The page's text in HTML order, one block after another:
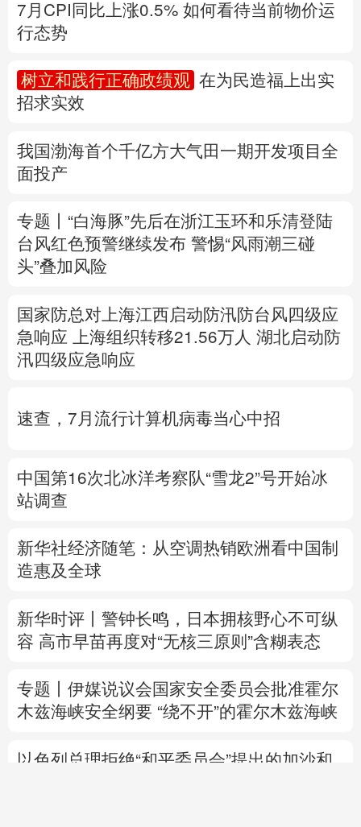
陕西
新疆 内蒙古
English
Русский язык 日本語 한국어
Deutsch
7月CPI同比上涨0.5% 如何看待当前物价运
行态势
树立和践行正确政绩观
在为民造福上出实
招求实效
我国渤海首个千亿方大气田一期开发项目全
面投产
专题丨 “白海豚”先后在浙江玉环和乐清登陆
台风红色预警继续发布 警惕“风雨潮三碰
头”叠加风险
国家防总对上海江西启动防汛防台风四级应
急响应
上海组织转移21.56万人 湖北启动防
汛四级应急响应
速查，7月流行计算机病毒当心中招
中国第16次北冰洋考察队“雪龙2”号开始冰
站调查
新华社经济随笔： 从空调热销欧洲看中国制
造惠及全球
新华时评丨警钟长鸣，日本拥核野心不可纵
容 高市早苗再度对“无核三原则”含糊表态
专题丨 伊媒说议会国家安全委员会批准霍尔
木兹海峡安全纲要 “绕不开”的霍尔木兹海峡
以色列总理拒绝“和平委员会”提出的加沙和